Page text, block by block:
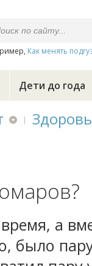
Как менять
Дети до года
а
было